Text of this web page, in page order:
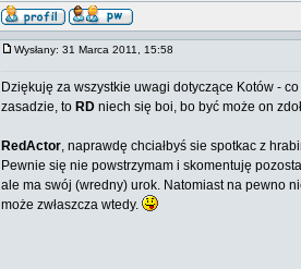
Wysłany: 31 Marca 2011, 15:58
Dziękuję za wszystkie uwagi dotyczące Kotów -
zasadzie, to RD niech się boi, bo być może on
RedActor, naprawdę chciałbyś sie spotkac z
Pewnie się nie powstrzymam i skomentuję
ale ma swój (wredny) urok. Natomiast na pewno
może zwłaszcza wtedy.